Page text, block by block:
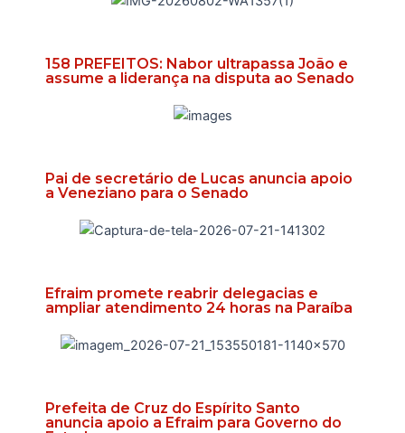
158 PREFEITOS: Nabor ultrapassa João e
assume a liderança na disputa ao Senado
Pai de secretário de Lucas anuncia apoio
a Veneziano para o Senado
Efraim promete reabrir delegacias e
ampliar atendimento 24 horas na Paraíba
Prefeita de Cruz do Espírito Santo
anuncia apoio a Efraim para Governo do